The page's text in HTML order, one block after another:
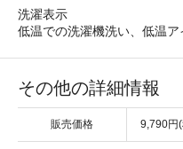
洗濯表示
低温での洗濯機洗い、低温
その他の詳細情報
販売価格 9,790円